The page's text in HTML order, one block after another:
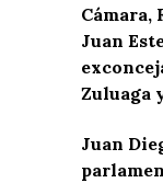
Cámara,
Juan
Zuluaga
Juan